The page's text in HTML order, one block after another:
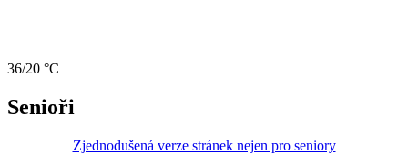
36/20 °C
Senioři
Zjednodušená verze stránek nejen pro seniory